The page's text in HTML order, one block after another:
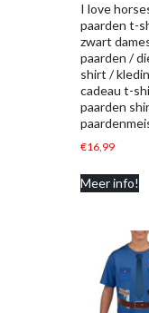
I love
paarden t-
zwart
paarden /
shirt /
cadeau t-
paarden
€16,99
Meer info!